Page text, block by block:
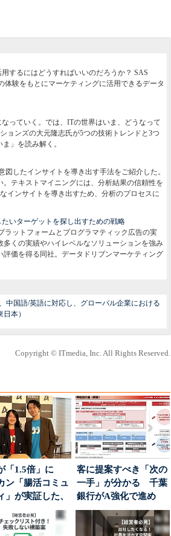
するにはどうすればいいのだろうか？ SAS
体験をもとにマーケティングに活用できるデータ
っていく。では、ITの世界はいま、どうなって
ョンズの大元隆志氏が5つの技術トレンドと3つ
」を読み解く。
したインサイトを導き出す手法をご紹介した。
テキストマイニングには、分析結果の信頼性を
インサイトを導き出すため、分析のプロセスに
いターゲットを探し出すための戦略
ラットフォームとプログラマティック広告の実
くの実績やハイレベルなソリューションを強み
価を得る同社。データドリブンマーケティング
中国語/英語に対応し、グローバル企業における
本）
Copyright © ITmedia, Inc. All Rights Reserved.
「1.5倍」に
ン「腸活コミュ
」が実証した、
時代に選ば...
客に提案すべき「次の
一手」が分かる 千葉
銀行がA強化で進め
る“One to On...